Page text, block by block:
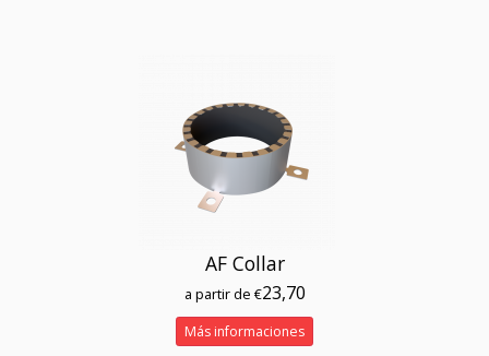
AF Collar
a partir de €23,70
Más informaciones